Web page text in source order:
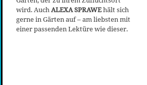
wird. AuchALEXA SPRAWEhält sich
gerne in Gärten auf – am liebsten mit
einer passenden Lektüre wie dieser.